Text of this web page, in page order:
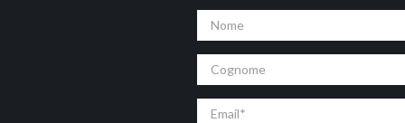
Nome
Cognome
Email